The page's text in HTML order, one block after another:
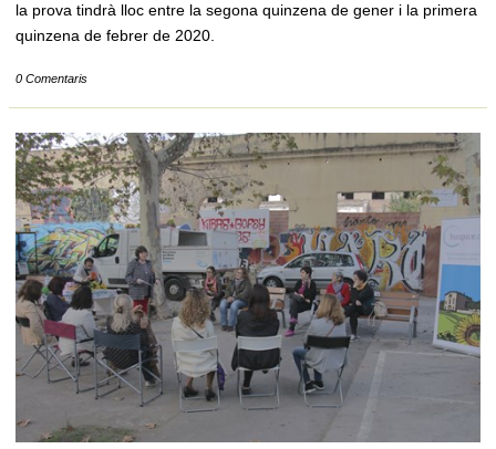
la prova tindrà lloc entre la segona quinzena de gener i la primera
quinzena de febrer de 2020.
0 Comentaris